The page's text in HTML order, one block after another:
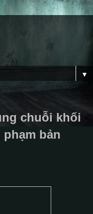
▼
chuỗi khối
bản